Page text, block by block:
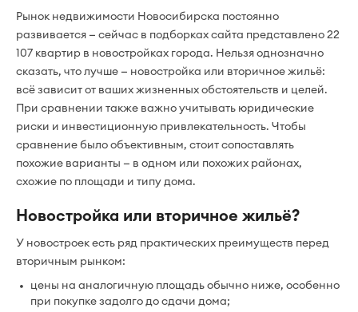
Рынок недвижимости Новосибирска постоянно
развивается — сейчас в подборках сайта представлено 22
107 квартир в новостройках города. Нельзя однозначно
сказать, что лучше — новостройка или вторичное жильё:
всё зависит от ваших жизненных обстоятельств и целей.
При сравнении также важно учитывать юридические
риски и инвестиционную привлекательность. Чтобы
сравнение было объективным, стоит сопоставлять
похожие варианты — в одном или похожих районах,
схожие по площади и типу дома.
Новостройка или вторичное жильё?
У новостроек есть ряд практических преимуществ перед
вторичным рынком:
цены на аналогичную площадь обычно ниже, особенно
при покупке задолго до сдачи дома;